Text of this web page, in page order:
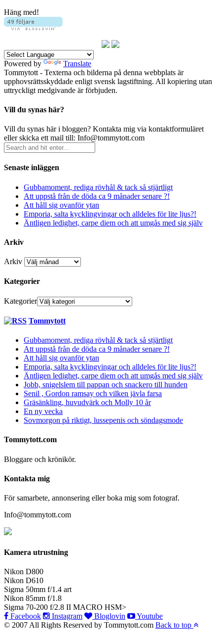
Häng med!
Powered by
Translate
Tommytott - Texterna och bilderna på denna webbplats är
upphovsrättsskyddade enligt svensk lagstiftning. All kopiering utan
uttryckligt medgivande är förbjuden.
Vill du synas här?
Vill du synas här i bloggen? Kontakta mig via kontaktformuläret
eller skicka ett mail till: Info@tommytott.com
Senaste inläggen
Gubbamoment, rediga rövhål & tack så stjärtligt
Att uppstå från de döda ca 9 månader senare ?!
Att håll sig ovanför ytan
Emporia, salta kycklingvingar och alldeles för lite ljus?!
Äntligen ledighet, carpe diem och att umgås med sig själv
Arkiv
Arkiv
Kategorier
Kategorier
Tommytott
Gubbamoment, rediga rövhål & tack så stjärtligt
Att uppstå från de döda ca 9 månader senare ?!
Att håll sig ovanför ytan
Emporia, salta kycklingvingar och alldeles för lite ljus?!
Äntligen ledighet, carpe diem och att umgås med sig själv
Jobb, snigelslem till pappan och snackero till hunden
Senil , Gordon ramsay och vilken jävla farsa
Gräsänkling, huvudvärk och Molly 10 år
En ny vecka
Sovmorgon på riktigt, lussepenis och söndagsmode
Tommytott.com
Bloggare och krönikör.
Kontakta mig
För samarbete, annonsering eller boka mig som fotograf.
Info@tommytott.com
Kamera utrustning
Nikon D800
Nikon D610
Sigma 50mm f/1.4 art
Nikon 85mm f/1.8
Sigma 70-200 f/2.8 II MACRO HSM>
Facebook
Instagram Bloglovin
Youtube
© 2007 All Rights Reserved by Tommytott.com Back to top